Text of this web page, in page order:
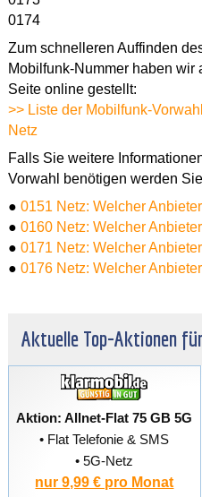
0174
Zum schnelleren Auffinden
Mobilfunk-Nummer haben
Seite online gestellt:
>> Liste der Mobilfunk-
Netz
Falls Sie weitere
Vorwahl benötigen werden
● 0151 Netz: Welcher
● 0160 Netz: Welcher
● 0171 Netz: Welcher
● 0176 Netz: Welcher
Aktuelle Top-Aktionen
Aktion: Allnet-Flat 75 GB 5G
• Flat Telefonie & SMS
• 5G-Netz
nur 9,99 € pro Monat